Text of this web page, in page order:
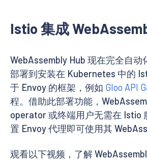
Istio 集成
WebAssembly Hub 现在完全自动
部署到安装在 Kubernetes 中的
于 Envoy 的框架，例如 Gloo API
程。借助此部署功能，
operator 或终端用户无需在 Istio
置 Envoy 代理即可使用其
观看以下视频，了解